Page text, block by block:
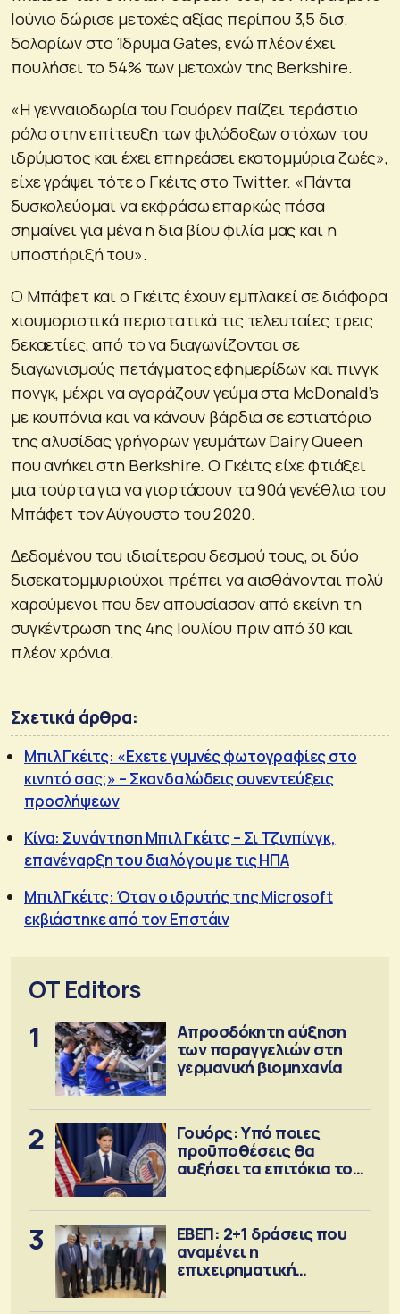
Ιούνιο δώρισε μετοχές αξίας περίπου 3,5 δισ.
δολαρίων στο Ίδρυμα Gates, ενώ πλέον έχει
πουλήσει το 54% των μετοχών της Berkshire.
«Η γενναιοδωρία του Γουόρεν παίζει τεράστιο
ρόλο στην επίτευξη των φιλόδοξων στόχων του
ιδρύματος και έχει επηρεάσει εκατομμύρια ζωές»,
είχε γράψει τότε ο Γκέιτς στο Twitter. «Πάντα
δυσκολεύομαι να εκφράσω επαρκώς πόσα
σημαίνει για μένα η δια βίου φιλία μας και η
υποστήριξή του».
Ο Μπάφετ και ο Γκέιτς έχουν εμπλακεί σε διάφορα
χιουμοριστικά περιστατικά τις τελευταίες τρεις
δεκαετίες, από το να διαγωνίζονται σε
διαγωνισμούς πετάγματος εφημερίδων και πινγκ
πονγκ, μέχρι να αγοράζουν γεύμα στα McDonald’s
με κουπόνια και να κάνουν βάρδια σε εστιατόριο
της αλυσίδας γρήγορων γευμάτων Dairy Queen
που ανήκει στη Berkshire. Ο Γκέιτς είχε φτιάξει
μια τούρτα για να γιορτάσουν τα 90ά γενέθλια του
Μπάφετ τον Αύγουστο του 2020.
Δεδομένου του ιδιαίτερου δεσμού τους, οι δύο
δισεκατομμυριούχοι πρέπει να αισθάνονται πολύ
χαρούμενοι που δεν απουσίασαν από εκείνη τη
συγκέντρωση της 4ης Ιουλίου πριν από 30 και
πλέον χρόνια.
Σχετικά άρθρα:
Μπιλ Γκέιτς: «Εχετε γυμνές φωτογραφίες στο
κινητό σας;» – Σκανδαλώδεις συνεντεύξεις
προσλήψεων
Κίνα: Συνάντηση Μπιλ Γκέιτς – Σι Τζινπίνγκ,
επανέναρξη του διαλόγου με τις ΗΠΑ
Μπιλ Γκέιτς: Όταν ο ιδρυτής της Microsoft
εκβιάστηκε από τον Επστάιν
OT Editors
1
Απροσδόκητη αύξηση
των παραγγελιών στη
γερμανική βιομηχανία
2
Γουόρς: Υπό ποιες
προϋποθέσεις θα
αυξήσει τα επιτόκια τον
3
ΕΒΕΠ: 2+1 δράσεις που
αναμένει η
επιχειρηματική